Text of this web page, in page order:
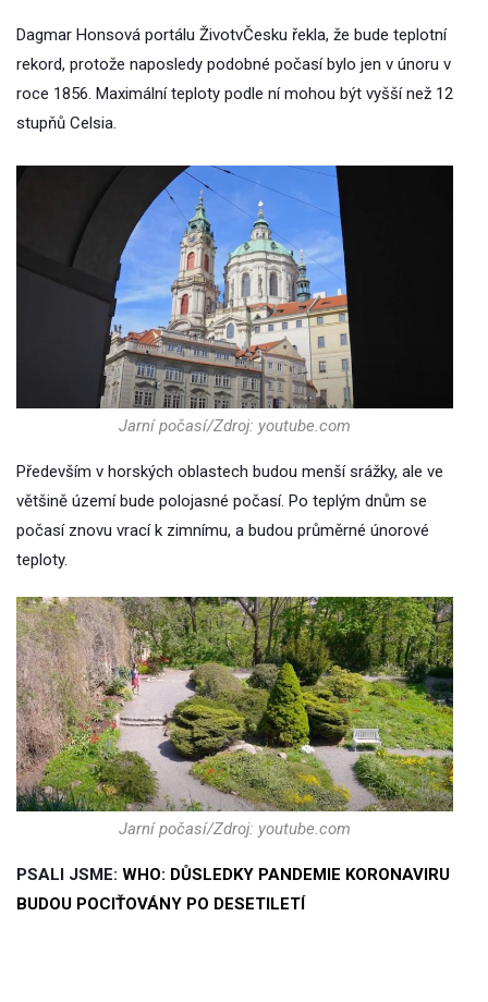
Dagmar Honsová portálu ŽivotvČesku řekla, že bude teplotní
rekord, protože naposledy podobné počasí bylo jen v únoru v
roce 1856. Maximální teploty podle ní mohou být vyšší než 12
stupňů Celsia.
Jarní počasí/Zdroj: youtube.com
Především v horských oblastech budou menší srážky, ale ve
většině území bude polojasné počasí. Po teplým dnům se
počasí znovu vrací k zimnímu, a budou průměrné únorové
teploty.
Jarní počasí/Zdroj: youtube.com
PSALI JSME: WHO: DŮSLEDKY PANDEMIE KORONAVIRU
BUDOU POCIŤOVÁNY PO DESETILETÍ